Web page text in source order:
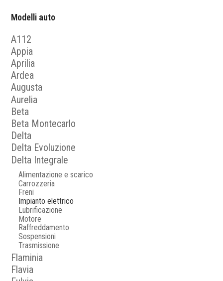
Modelli auto
A112
Appia
Aprilia
Ardea
Augusta
Aurelia
Beta
Beta Montecarlo
Delta
Delta Evoluzione
Delta Integrale
Alimentazione e scarico
Carrozzeria
Freni
Impianto elettrico
Lubrificazione
Motore
Raffreddamento
Sospensioni
Trasmissione
Flaminia
Flavia